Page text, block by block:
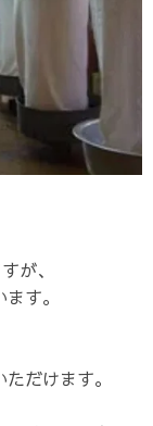
が、
す。
だけます。